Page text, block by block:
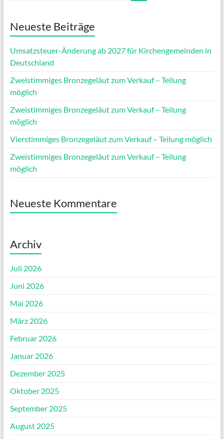
Neueste Beiträge
Umsatzsteuer-Änderung ab 2027 für Kirchengemeinden in
Deutschland
Zweistimmiges Bronzegeläut zum Verkauf – Teilung
möglich
Zweistimmiges Bronzegeläut zum Verkauf – Teilung
möglich
Vierstimmiges Bronzegeläut zum Verkauf – Teilung möglich
Zweistimmiges Bronzegeläut zum Verkauf – Teilung
möglich
Neueste Kommentare
Archiv
Juli 2026
Juni 2026
Mai 2026
März 2026
Februar 2026
Januar 2026
Dezember 2025
Oktober 2025
September 2025
August 2025